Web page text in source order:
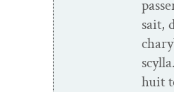
sait,
huit